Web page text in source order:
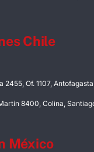
Chile
2455, Of. 1107, Antofagasta
8400, Colina,
México